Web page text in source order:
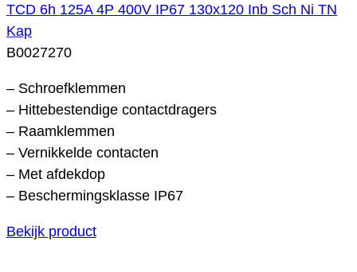
TCD 6h 125A 4P 400V IP67 130x120 Inb Sch Ni TN
Kap
B0027270
– Schroefklemmen
– Hittebestendige contactdragers
– Raamklemmen
– Vernikkelde contacten
– Met afdekdop
– Beschermingsklasse IP67
Bekijk product